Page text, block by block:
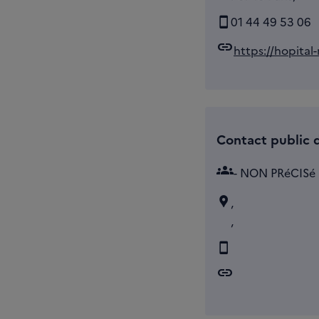
01 44 49 53 06
linkhttps://hopital-
Contact public
groups- NON PRéCISé
,
,
link